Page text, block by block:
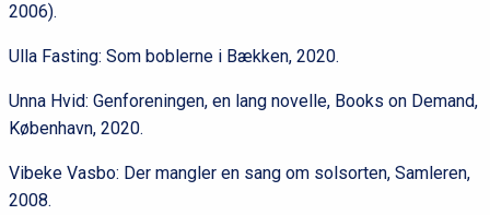
2006).
Ulla Fasting: Som boblerne i Bækken, 2020.
Unna Hvid: Genforeningen, en lang novelle, Books on Demand,
København, 2020.
Vibeke Vasbo: Der mangler en sang om solsorten, Samleren,
2008.